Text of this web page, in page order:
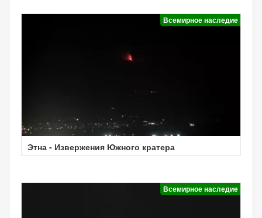
Всемирное наследие
Этна - Извержения Южного кратера
Всемирное наследие